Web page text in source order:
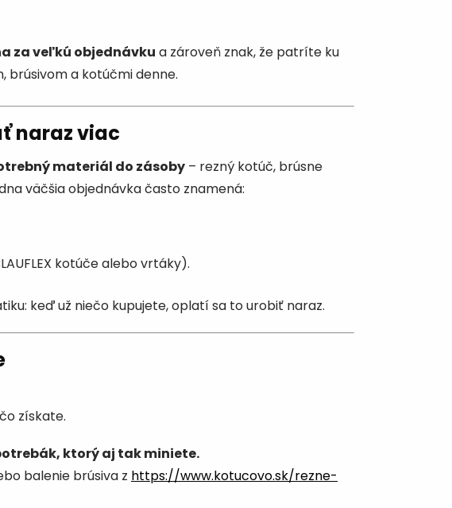
za veľkú objednávku a zároveň znak, že patríte ku
brúsivom a kotúčmi denne.
naraz viac
materiál do zásoby – rezný kotúč, brúsne
väčšia objednávka často znamená:
kotúče alebo vrtáky).
keď už niečo kupujete, oplatí sa to urobiť naraz.
získate.
ktorý aj tak miniete.
balenie brúsiva z https://www.kotucovo.sk/rezne-